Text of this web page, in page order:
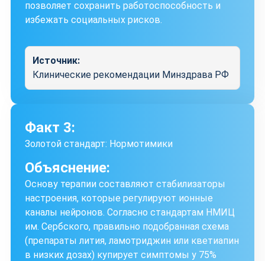
позволяет сохранить работоспособность и
избежать социальных рисков.
Источник:
Клинические рекомендации Минздрава РФ
Факт 3:
Золотой стандарт: Нормотимики
Объяснение:
Основу терапии составляют стабилизаторы
настроения, которые регулируют ионные
каналы нейронов. Согласно стандартам НМИЦ
им. Сербского, правильно подобранная схема
(препараты лития, ламотриджин или кветиапин
в низких дозах) купирует симптомы у 75%